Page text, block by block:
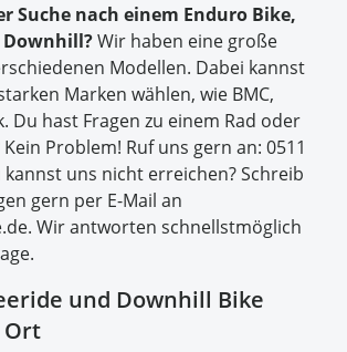
Suche nach einem Enduro Bike,
Downhill?Wir haben eine große
Modellen. Dabei kannst
Marken wählen, wie BMC,
Du hast Fragen zu einem Rad oder
Problem! Ruf uns gern an: 0511
kannst uns nicht erreichen? Schreib
gern per E-Mail an
Wir antworten schnellstmöglich
und Downhill Bike
Ort